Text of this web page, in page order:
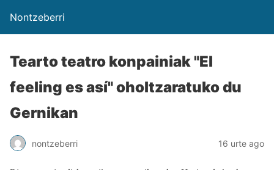
Nontzeberri
Tearto teatro konpainiak "El
feeling es así" oholtzaratuko du
Gernikan
nontzeberri 16 urte ago